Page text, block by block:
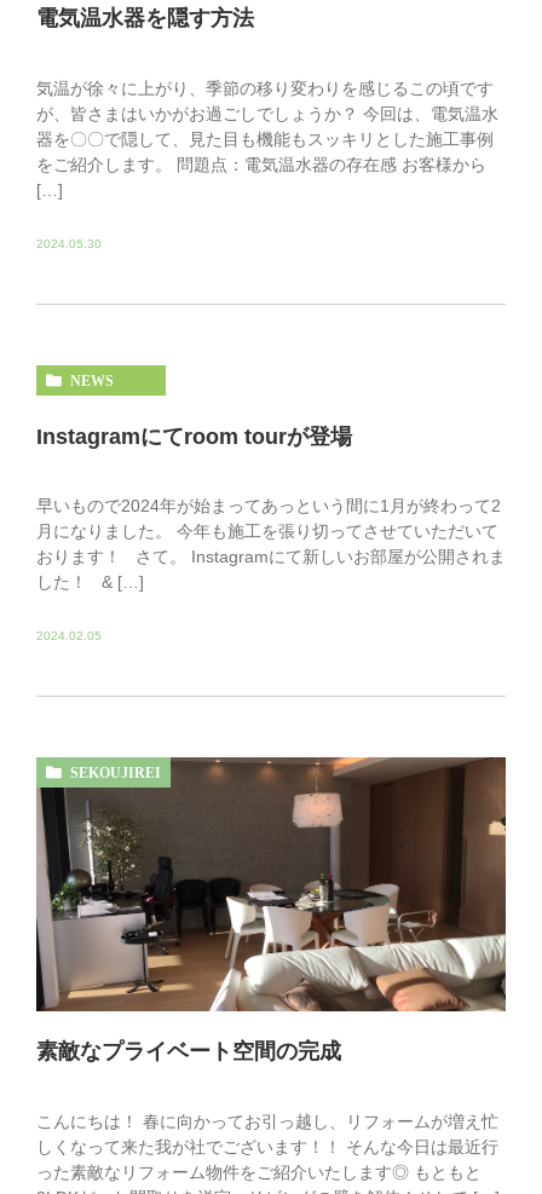
電気温水器を隠す方法
気温が徐々に上がり、季節の移り変わりを感じるこの頃です
が、皆さまはいかがお過ごしでしょうか？ 今回は、電気温水
器を〇〇で隠して、見た目も機能もスッキリとした施工事例
をご紹介します。 問題点：電気温水器の存在感 お客様から
[…]
2024.05.30
NEWS
Instagramにてroom tourが登場
早いもので2024年が始まってあっという間に1月が終わって2
月になりました。 今年も施工を張り切ってさせていただいて
おります！ さて。 Instagramにて新しいお部屋が公開されま
した！ & […]
2024.02.05
SEKOUJIREI
素敵なプライベート空間の完成
こんにちは！ 春に向かってお引っ越し、リフォームが増え忙
しくなって来た我が社でございます！！ そんな今日は最近行
った素敵なリフォーム物件をご紹介いたします◎ もともと